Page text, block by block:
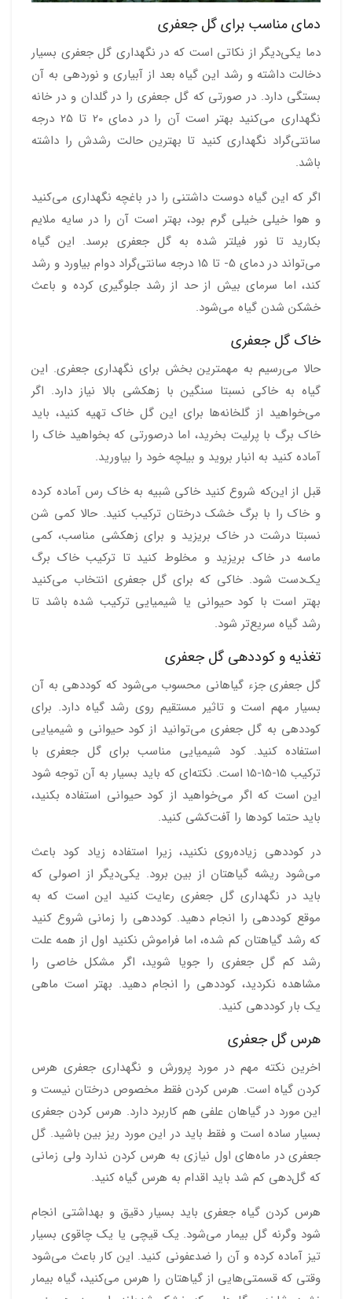
دمای مناسب برای گل جعفری
دما یکی‌دیگر از نکاتی است که در نگهداری گل جعفری بسیار
دخالت داشته و رشد این گیاه بعد از آبیاری و نوردهی به آن
بستگی دارد. در صورتی که گل جعفری را در گلدان و در خانه
نگهداری می‌کنید بهتر است آن را در دمای 20 تا 25 درجه
سانتی‌گراد نگهداری کنید تا بهترین حالت رشدش را داشته
باشد.
اگر که این گیاه دوست داشتنی را در باغچه نگهداری می‌کنید
و هوا خیلی خیلی گرم بود، بهتر است آن را در سایه ملایم
بکارید تا نور فیلتر شده به گل جعفری برسد. این گیاه
می‌تواند در دمای 5- تا 15 درجه سانتی‌گراد دوام بیاورد و رشد
کند، اما سرمای بیش از حد از رشد جلوگیری کرده و باعث
خشکن شدن گیاه می‌شود.
خاک گل جعفری
حالا می‌رسیم به مهمترین بخش برای نگهداری جعفری. این
گیاه به خاکی نسبتا سنگین با زهکشی بالا نیاز دارد. اگر
می‌خواهید از گلخانه‌ها برای این گل خاک تهیه کنید، باید
خاک برگ با پرلیت بخرید، اما درصورتی که بخواهید خاک را
آماده کنید به انبار بروید و بیلچه خود را بیاورید.
قبل از این‌که شروع کنید خاکی شبیه به خاک رس آماده کرده
و خاک را با برگ خشک درختان ترکیب کنید. حالا کمی شن
نسبتا درشت در خاک بریزید و برای زهکشی مناسب، کمی
ماسه در خاک بریزید و مخلوط کنید تا ترکیب خاک برگ
یک‌دست شود. خاکی که برای گل جعفری انتخاب می‌کنید
بهتر است با کود حیوانی یا شیمیایی ترکیب شده باشد تا
رشد گیاه سریع‌تر شود.
تغذیه و کوددهی گل جعفری
گل جعفری جزء گیاهانی محسوب می‌شود که کوددهی به آن
بسیار مهم است و تاثیر مستقیم روی رشد گیاه دارد. برای
کوددهی به گل جعفری می‌توانید از کود حیوانی و شیمیایی
استفاده کنید. کود شیمیایی مناسب برای گل جعفری با
ترکیب 15-15-15 است. نکته‌ای که باید بسیار به آن توجه شود
این است که اگر می‌خواهید از کود حیوانی استفاده بکنید،
باید حتما کودها را آفت‌کشی کنید.
در کوددهی زیاده‌روی نکنید، زیرا استفاده زیاد کود باعث
می‌شود ریشه گیاهتان از بین برود. یکی‌دیگر از اصولی که
باید در نگهداری گل جعفری رعایت کنید این است که به
موقع کوددهی را انجام دهید. کوددهی را زمانی شروع کنید
که رشد گیاهتان کم شده، اما فراموش نکنید اول از همه علت
رشد کم گل جعفری را جویا شوید، اگر مشکل خاصی را
مشاهده نکردید، کوددهی را انجام دهید. بهتر است ماهی
یک بار کوددهی کنید.
هرس گل جعفری
اخرین نکته مهم در مورد پرورش و نگهداری جعفری هرس
کردن گیاه است. هرس کردن فقط مخصوص درختان نیست و
این مورد در گیاهان علفی هم کاربرد دارد. هرس کردن جعفری
بسیار ساده است و فقط باید در این مورد ریز بین باشید. گل
جعفری در ماه‌های اول نیازی به هرس کردن ندارد ولی زمانی
که گل‌دهی کم شد باید اقدام به هرس گیاه کنید.
هرس کردن گیاه جعفری باید بسیار دقیق و بهداشتی انجام
شود وگرنه گل بیمار می‌شود. یک قیچی یا یک چاقوی بسیار
تیز آماده کرده و آن‌ را ضدعفونی کنید. این کار باعث می‌شود
وقتی که قسمتی‌هایی از گیاهتان را هرس می‌کنید، گیاه بیمار